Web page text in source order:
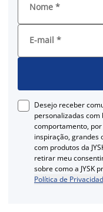
Nome *
E-mail *
Desejo receber
personalizadas com
comportamento,
inspiração, grandes
com produtos da
retirar meu
sobre como a JYSK
Política de